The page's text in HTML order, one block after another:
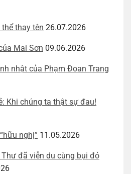
thay tên 26.07.2026
Mai Sơn 09.06.2026
nhật của Phạm Đoan Trang
Khi chúng ta thật sự đau!
nghị” 11.05.2026
đã viễn du cùng bụi đỏ